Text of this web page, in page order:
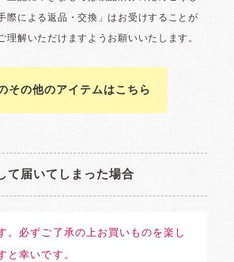
その他のアイテムはこちら
て届いてしまった場合
。必ずご了承の上お買いものを楽し
と幸いです。